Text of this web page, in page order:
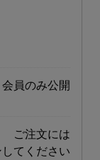
会員のみ公開
ご注文には
してください